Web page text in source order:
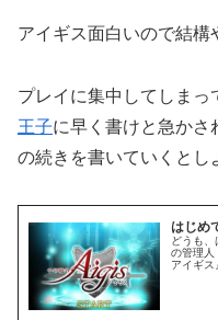
アイギス面白いので結構
プレイに集中してしまっ
王子に早く書けと急かさ
の続きを書いていくとし
はじめ
どうも
の管理人
アイギス